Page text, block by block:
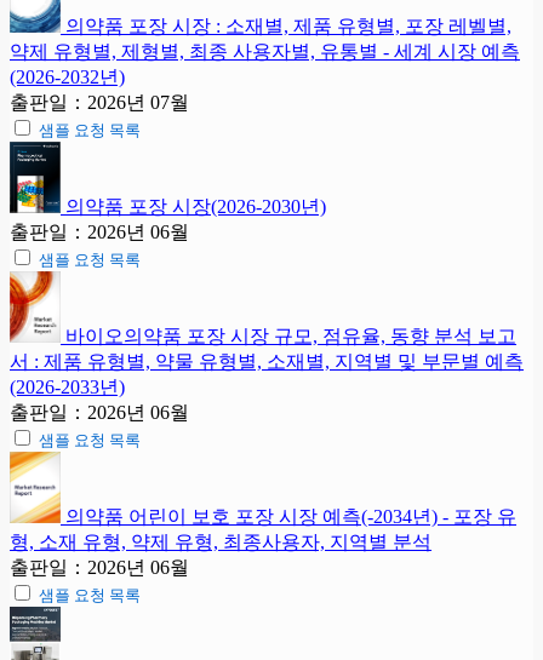
의약품 포장 시장 : 소재별, 제품 유형별, 포장 레벨별,
약제 유형별, 제형별, 최종 사용자별, 유통별 - 세계 시장 예측
(2026-2032년)
출판일：2026년 07월
샘플 요청 목록
의약품 포장 시장(2026-2030년)
출판일：2026년 06월
샘플 요청 목록
바이오의약품 포장 시장 규모, 점유율, 동향 분석 보고
서 : 제품 유형별, 약물 유형별, 소재별, 지역별 및 부문별 예측
(2026-2033년)
출판일：2026년 06월
샘플 요청 목록
의약품 어린이 보호 포장 시장 예측(-2034년) - 포장 유
형, 소재 유형, 약제 유형, 최종사용자, 지역별 분석
출판일：2026년 06월
샘플 요청 목록